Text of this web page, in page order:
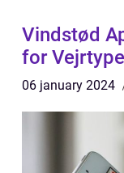
Vindstød
for
06 january 2024